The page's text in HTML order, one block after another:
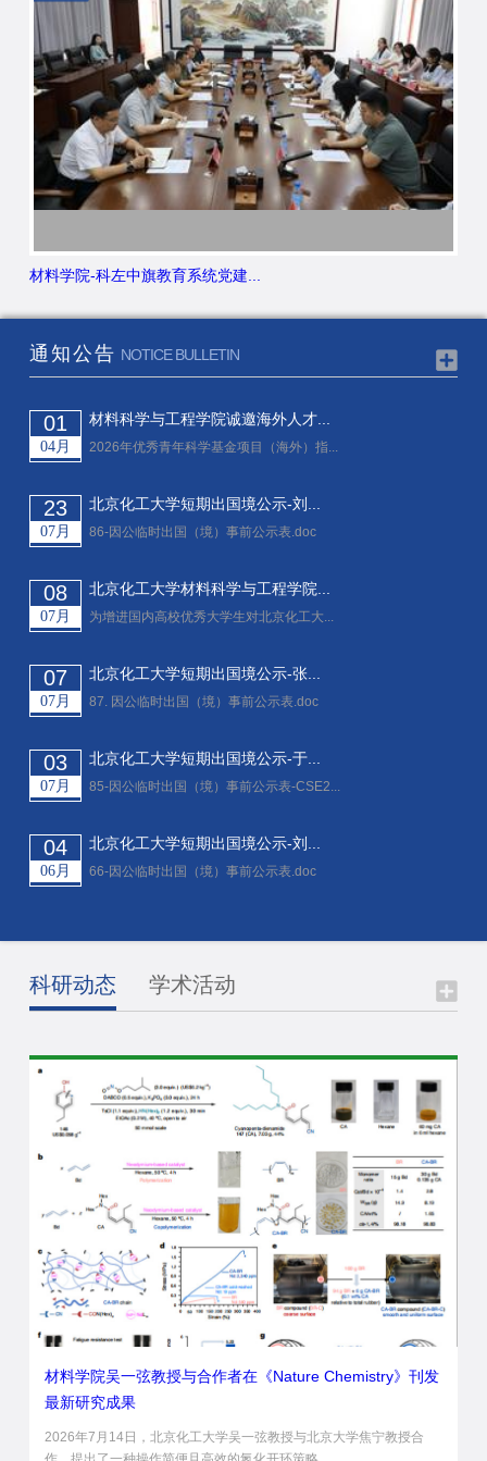
材料学院-科左中旗教育系统党建...
通知公告 NOTICE BULLETIN
01
04月
材料科学与工程学院诚邀海外人才...
2026年优秀青年科学基金项目（海外）指...
23
07月
北京化工大学短期出国境公示-刘...
86-因公临时出国（境）事前公示表.doc
08
07月
北京化工大学材料科学与工程学院...
为增进国内高校优秀大学生对北京化工大...
07
07月
北京化工大学短期出国境公示-张...
87. 因公临时出国（境）事前公示表.doc
03
07月
北京化工大学短期出国境公示-于...
85-因公临时出国（境）事前公示表-CSE2...
04
06月
北京化工大学短期出国境公示-刘...
66-因公临时出国（境）事前公示表.doc
科研动态 学术活动
材料学院吴一弦教授与合作者在《Nature Chemistry》刊发
最新研究成果
2026年7月14日，北京化工大学吴一弦教授与北京大学焦宁教授合